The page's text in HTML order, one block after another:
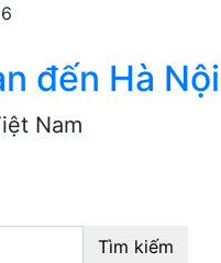
đến Hà Nội
Nam
Tìm kiếm